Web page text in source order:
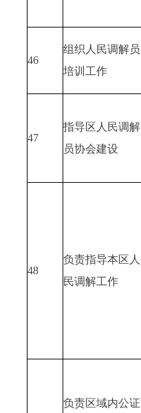
46
组织人民调解员
培训工作
47
指导区人民调解
员协会建设
48
负责指导本区人
民调解工作
负责区域内公证